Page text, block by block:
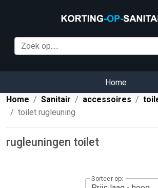
Home
Home
Sanitair accessoires
toilet rugleuning
rugleuningen toilet
Sorteer op: